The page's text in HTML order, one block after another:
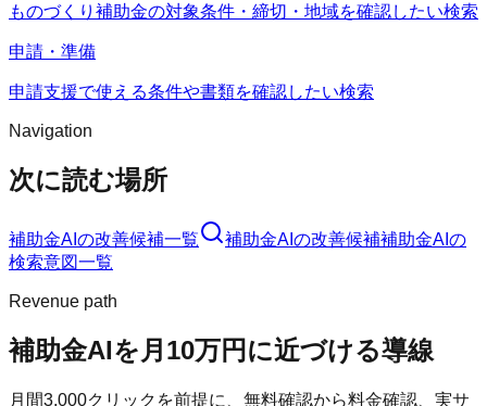
ものづくり補助金の対象条件・締切・地域を確認したい検索
申請・準備
申請支援で使える条件や書類を確認したい検索
Navigation
次に読む場所
補助金AI の改善候補一覧 補助金AI の改善候補補助金AI の
検索意図一覧
Revenue path
補助金AIを月10万円に近づける導線
月間3,000クリックを前提に、無料確認から料金確認、実サ